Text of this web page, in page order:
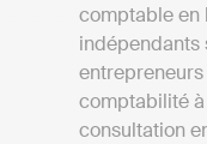
comptable en
indépendants
comptabilité
consultation